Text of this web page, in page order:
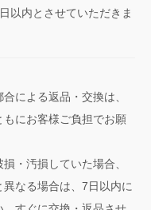
以内とさせていただきま
合による返品・交換は、
もにお客様ご負担でお願
損・汚損していた場合、
異なる場合は、7日以内に